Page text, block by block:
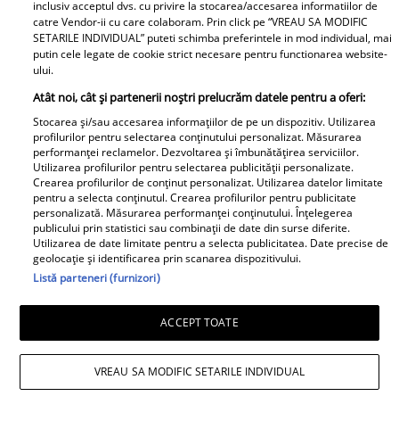
de racheta unui F-16 al Forţelor
Aeriene Române
Libertatea pentru Femei
Columbeanu spune
pentru prima dată ce a
trăit în vila de la
Ca la Bollywood! Cum s-
a îmbrăcat Prima
inclusiv acceptul dvs. cu privire la stocarea/accesarea informatiilor de
catre Vendor-ii cu care colaboram. Prin click pe “VREAU SA MODIFIC
SETARILE INDIVIDUAL” puteti schimba preferintele in mod individual, mai
putin cele legate de cookie strict necesare pentru functionarea website-
ului.
Atât noi, cât și partenerii noștri prelucrăm datele pentru a oferi:
Stocarea și/sau accesarea informațiilor de pe un dispozitiv. Utilizarea
profilurilor pentru selectarea conținutului personalizat. Măsurarea
performanței reclamelor. Dezvoltarea și îmbunătățirea serviciilor.
Utilizarea profilurilor pentru selectarea publicității personalizate.
Crearea profilurilor de conținut personalizat. Utilizarea datelor limitate
pentru a selecta conținutul. Crearea profilurilor pentru publicitate
personalizată. Măsurarea performanței conținutului. Înțelegerea
publicului prin statistici sau combinații de date din surse diferite.
Utilizarea de date limitate pentru a selecta publicitatea. Date precise de
geolocație și identificarea prin scanarea dispozitivului.
Listă parteneri (furnizori)
ACCEPT TOATE
VREAU SA MODIFIC SETARILE INDIVIDUAL